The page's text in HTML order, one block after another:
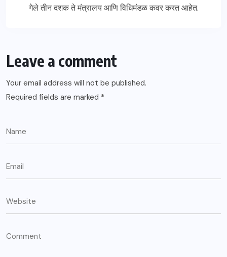
गेले तीन दशक ते मंत्रालय आणि विधिमंडळ कवर करत आहेत.
Leave a comment
Your email address will not be published.
Required fields are marked *